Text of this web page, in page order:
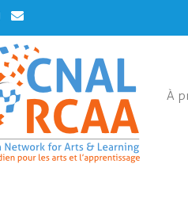
Instagram
Contact
Us
À